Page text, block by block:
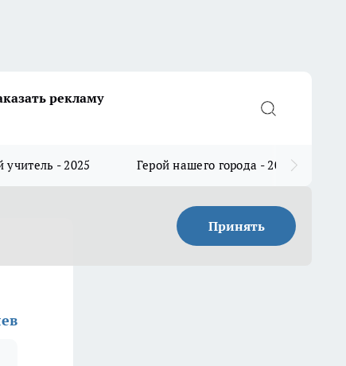
рекламу
- 2025 Герой нашего города - 2025
Принять